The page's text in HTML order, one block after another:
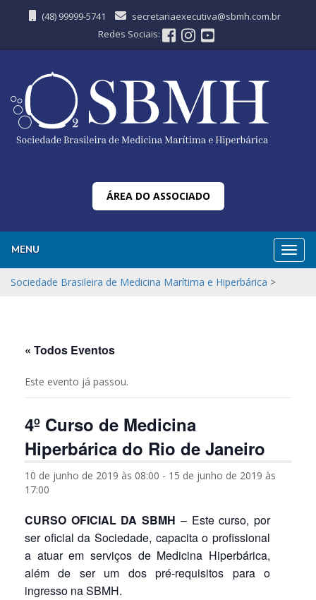
(48) 99999-5741
secretariaexecutiva@sbmh.com.br
Redes Sociais:
ÁREA DO ASSOCIADO
MENU
Sociedade Brasileira de Medicina Marítima e Hiperbárica >
« Todos Eventos
Este evento já passou.
4º Curso de Medicina
Hiperbárica do Rio de Janeiro
10 de junho de 2019 às 08:00 - 15 de junho de 2019 às
17:00
CURSO OFICIAL DA SBMH – Este curso, por
ser oficial da Sociedade, capacita o profissional
a atuar em serviços de Medicina Hiperbárica,
além de ser um dos pré-requisitos para o
ingresso na SBMH.